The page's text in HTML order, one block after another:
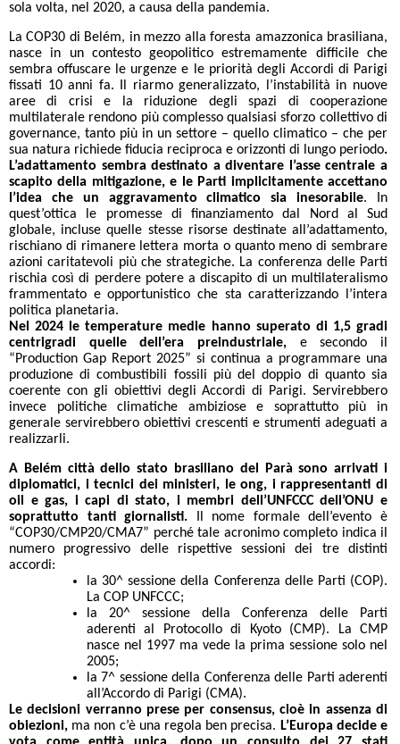
sola volta, nel 2020, a causa della pandemia.
La COP30 di Belém, in mezzo alla foresta amazzonica brasiliana,
nasce in un contesto geopolitico estremamente difficile che
sembra offuscare le urgenze e le priorità degli Accordi di Parigi
fissati 10 anni fa. Il riarmo generalizzato, l’instabilità in nuove
aree di crisi e la riduzione degli spazi di cooperazione
multilaterale rendono più complesso qualsiasi sforzo collettivo di
governance, tanto più in un settore – quello climatico – che per
sua natura richiede fiducia reciproca e orizzonti di lungo periodo.
L’adattamento sembra destinato a diventare l’asse centrale a
scapito della mitigazione, e le Parti implicitamente accettano
l’idea che un aggravamento climatico sia inesorabile. In
quest’ottica le promesse di finanziamento dal Nord al Sud
globale, incluse quelle stesse risorse destinate all’adattamento,
rischiano di rimanere lettera morta o quanto meno di sembrare
azioni caritatevoli più che strategiche. La conferenza delle Parti
rischia così di perdere potere a discapito di un multilateralismo
frammentato e opportunistico che sta caratterizzando l’intera
politica planetaria.
Nel 2024 le temperature medie hanno superato di 1,5 gradi
centrigradi quelle dell’era preindustriale, e secondo il
“Production Gap Report 2025” si continua a programmare una
produzione di combustibili fossili più del doppio di quanto sia
coerente con gli obiettivi degli Accordi di Parigi. Servirebbero
invece politiche climatiche ambiziose e soprattutto più in
generale servirebbero obiettivi crescenti e strumenti adeguati a
realizzarli.
A Belém città dello stato brasiliano del Parà sono arrivati i
diplomatici, i tecnici dei ministeri, le ong, i rappresentanti di
oil e gas, i capi di stato, i membri dell’UNFCCC dell’ONU e
soprattutto tanti giornalisti. Il nome formale dell’evento è
“COP30/CMP20/CMA7” perché tale acronimo completo indica il
numero progressivo delle rispettive sessioni dei tre distinti
accordi:
la 30^ sessione della Conferenza delle Parti (COP).
La COP UNFCCC;
la 20^ sessione della Conferenza delle Parti
aderenti al Protocollo di Kyoto (CMP). La CMP
nasce nel 1997 ma vede la prima sessione solo nel
2005;
la 7^ sessione della Conferenza delle Parti aderenti
all’Accordo di Parigi (CMA).
Le decisioni verranno prese per consensus, cioè in assenza di
obiezioni, ma non c’è una regola ben precisa. L’Europa decide e